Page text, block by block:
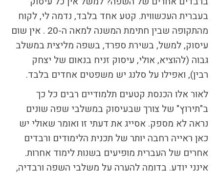
חזון החינוך החילוני
הצוות
כתבו לנו
הקו החם
הצטרפות והתנדבות
הרשמה לעדכונים
הפורום החילוני
בפייסבוק
בעברית העכשווית. קטע אחד בלבד, נדמה לי, לקוח
מהתקופה שבין חתימת המשנה למאה ה-20 . אין שום
עיסוק, למשל, בשירת ספרד, בשפה מליצית במשלב
גבוה (להוציא, אולי, עיסוק זניח בנאום של יצחק
רבין), ואפילו על סלנג יש משפטים אחדים בלבד.
לאור אלו הכנסת קטעים תלמודיים רבים כל כך
ב"תירוץ" של צורך שבעיסוק במשלבי שפה שונים
נראה לא מספק. אסייג את דעתי זו ואומר שאולי יש
כאן ראייה רחבה יותר של תכנית הלימודים ורבדים
אחרים של העברית מופיעים בשנות לימוד אחרות.
אינני יודע. בדומה להערה על משלבי השפה ורבדיה,